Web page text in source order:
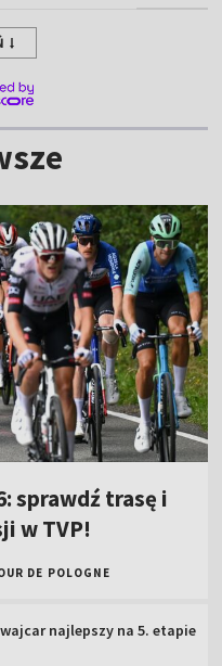
sprawdź trasę i
w TVP!
DE POLOGNE
najlepszy na 5. etapie